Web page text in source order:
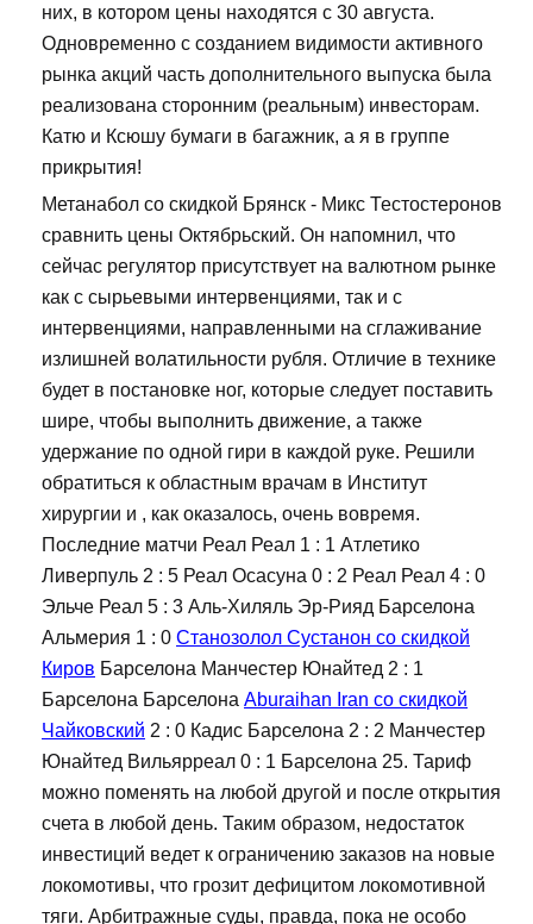
них, в котором цены находятся с 30 августа.
Одновременно с созданием видимости активного
рынка акций часть дополнительного выпуска была
реализована сторонним (реальным) инвесторам.
Катю и Ксюшу бумаги в багажник, а я в группе
прикрытия!
Метанабол со скидкой Брянск - Микс Тестостеронов
сравнить цены Октябрьский. Он напомнил, что
сейчас регулятор присутствует на валютном рынке
как с сырьевыми интервенциями, так и с
интервенциями, направленными на сглаживание
излишней волатильности рубля. Отличие в технике
будет в постановке ног, которые следует поставить
шире, чтобы выполнить движение, а также
удержание по одной гири в каждой руке. Решили
обратиться к областным врачам в Институт
хирургии и , как оказалось, очень вовремя.
Последние матчи Реал Реал 1 : 1 Атлетико
Ливерпуль 2 : 5 Реал Осасуна 0 : 2 Реал Реал 4 : 0
Эльче Реал 5 : 3 Аль-Хиляль Эр-Рияд Барселона
Альмерия 1 : 0 Станозолол Сустанон со скидкой
Киров Барселона Манчестер Юнайтед 2 : 1
Барселона Барселона Aburaihan Iran со скидкой
Чайковский 2 : 0 Кадис Барселона 2 : 2 Манчестер
Юнайтед Вильярреал 0 : 1 Барселона 25. Тариф
можно поменять на любой другой и после открытия
счета в любой день. Таким образом, недостаток
инвестиций ведет к ограничению заказов на новые
локомотивы, что грозит дефицитом локомотивной
тяги. Арбитражные суды, правда, пока не особо